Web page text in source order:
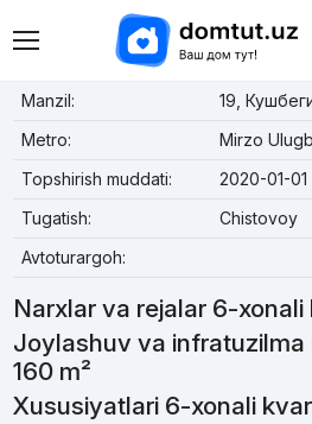
Manzil:
19,
Metro:
Mirzo
Topshirish muddati:
2020-01-01
Tugatish:
Chistovoy
Avtoturargoh:
Narxlar va rejalar 6-xonali
Joylashuv va infratuzilma
160 m²
Xususiyatlari 6-xonali